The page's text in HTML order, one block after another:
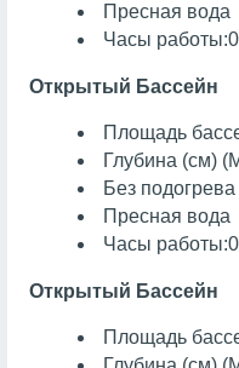
Пресная вода
Часы
Открытый Бассейн
Площадь
Глубина (см)
Без подогрева
Пресная вода
Часы
Открытый Бассейн
Площадь